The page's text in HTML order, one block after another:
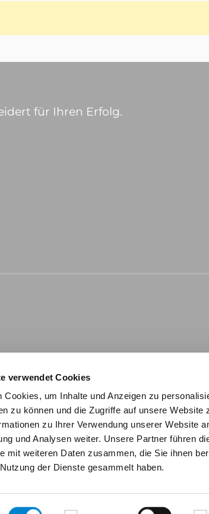
verwendet Cookies
Cookies, um Inhalte und Anzeigen zu
zu können und die Zugriffe auf unsere Website
zu Ihrer Verwendung unserer Website
und Analysen weiter. Unsere Partner führen
mit weiteren Daten zusammen, die Sie ihnen
der Dienste gesammelt haben.
für Ihren Erfolg.